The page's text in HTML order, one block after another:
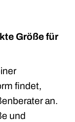
Größe für
findet,
an.
und